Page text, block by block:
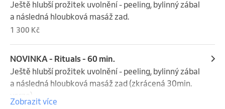
Ještě hlubší prožitek uvolnění - peeling, bylinný zábal
a následná hloubková masáž zad.
1 300 Kč
NOVINKA - Rituals - 60 min.
Ještě hlubší prožitek uvolnění - peeling, bylinný zábal
a následná hloubková masáž zad (zkrácená 30min.
verze).
Zobrazit více